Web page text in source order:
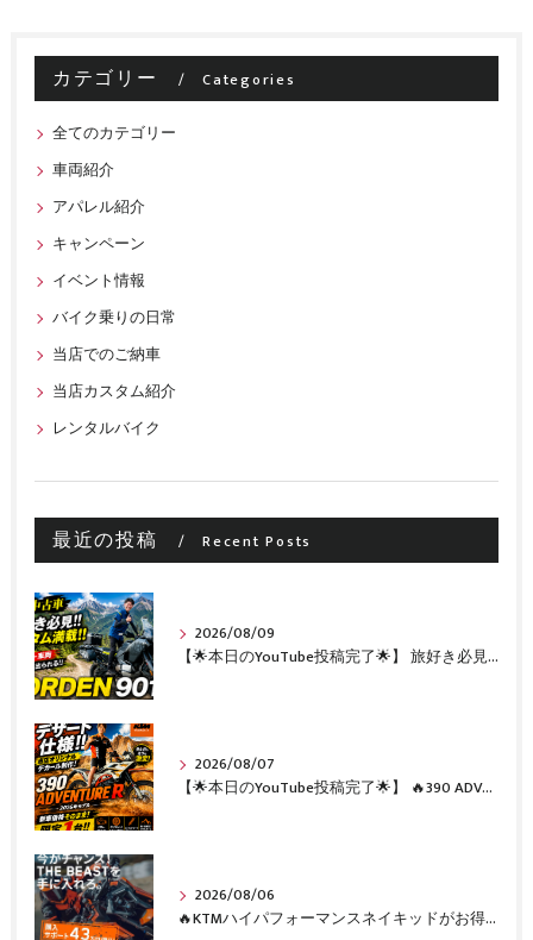
カテゴリー Categories
全てのカテゴリー
車両紹介
アパレル紹介
キャンペーン
イベント情報
バイク乗りの日常
当店でのご納車
当店カスタム紹介
レンタルバイク
最近の投稿 Recent Posts
2026/08/09
【🌟本日のYouTube投稿完了🌟】 旅好き必見🔥!!カスタム満載の極上中古車！ 「NORDEN 901」が入荷いたしました✨【Husqvarna Motorcycles山形】
2026/08/07
【🌟本日のYouTube投稿完了🌟】 🔥390 ADVENTURE R × KTM山形 オリジナルデカール仕様誕生🔥
2026/08/06
🔥KTMハイパフォーマンスネイキッドがお得に手に入るチャンス🔥